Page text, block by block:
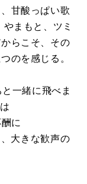
甘酸っぱい歌
まもと、ツミ
らこそ、その
のを感じる。
一緒に飛べま
に
大きな歓声の